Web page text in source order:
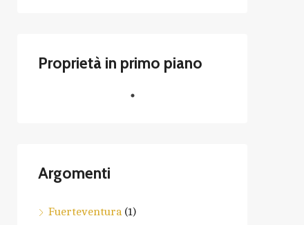
Proprietà in primo piano
Argomenti
Fuerteventura(1)